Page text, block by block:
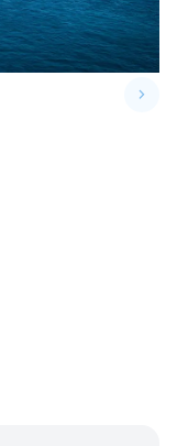
keyboard_arrow_right